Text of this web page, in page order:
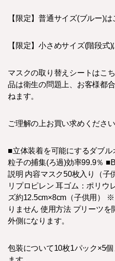
【限定】普通サイズ(ブルー)
【限定】小さめサイズ(階段
マスクの取り替えシートはこ
品は衛生の問題上、お客様都
ねます。
ご理解の上お買い求めください
■立体装着を可能にするダブ
粒子の捕集(ろ過)効率99.9％
説明 内容マスク50枚入り（子
リプロピレン 耳ゴム：ポリウ
ズ約12.5cm×8cm（子供用）
りません 使用方法 プリーツ
外側になります。
包装について10枚1パック×5